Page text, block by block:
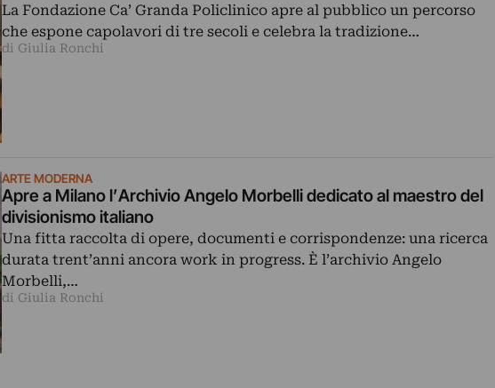
La Fondazione Ca’ Granda Policlinico apre al pubblico un percorso
che espone capolavori di tre secoli e celebra la tradizione…
di Giulia Ronchi
ARTE MODERNA
Apre a Milano l’Archivio Angelo Morbelli dedicato al maestro del
divisionismo italiano
Una fitta raccolta di opere, documenti e corrispondenze: una ricerca
durata trent’anni ancora work in progress. È l’archivio Angelo
Morbelli,…
di Giulia Ronchi